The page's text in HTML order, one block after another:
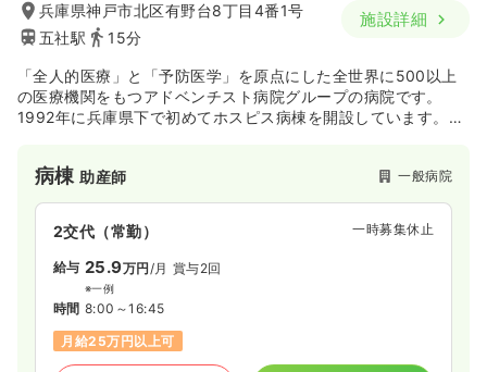
兵庫県神戸市北区有野台8丁目4番1号
五社駅
15分
施設詳細
「全人的医療」と「予防医学」を原点にした全世界に500以上
の医療機関をもつアドベンチスト病院グループの病院です。
1992年に兵庫県下で初めてホスピス病棟を開設しています。年
病棟助産師 一般病院
2交代（常勤） 一時募集休止
給与 25.9万円/月 賞与2回
※一例
時間 8:00～16:45
月給25万円以上可